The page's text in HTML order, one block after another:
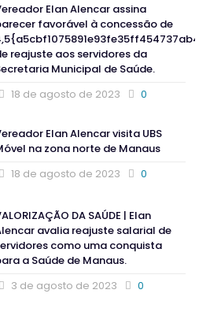
Elan Alencar assina
favorável à concessão de
reajuste aos servidores da
Municipal de Saúde.
18 de agosto de 2023
0
Elan Alencar visita UBS
na zona norte de Manaus
18 de agosto de 2023
0
DA SAÚDE | Elan
avalia reajuste salarial de
como uma conquista
a Saúde de Manaus.
3 de agosto de 2023
0